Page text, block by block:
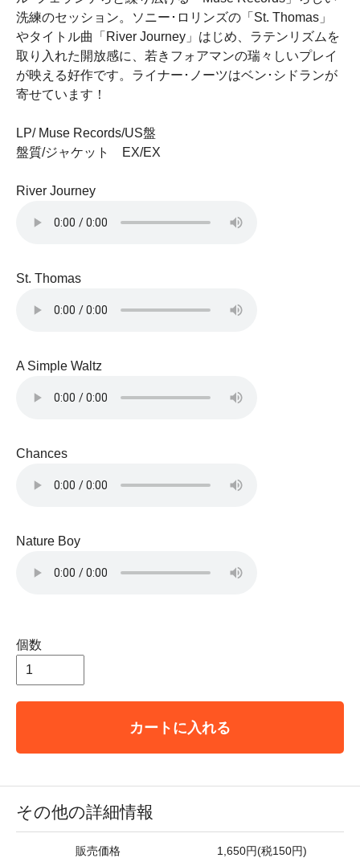
洗練のセッション。ソニー･ロリンズの「St. Thomas」
やタイトル曲「River Journey」はじめ、ラテンリズムを
取り入れた開放感に、若きフォアマンの瑞々しいプレイ
が映える好作です。ライナー･ノーツはベン･シドランが
寄せています！
LP/ Muse Records/US盤
盤質/ジャケット EX/EX
River Journey
St. Thomas
A Simple Waltz
Chances
Nature Boy
個数
カートに入れる
その他の詳細情報
販売価格 1,650円(税150円)